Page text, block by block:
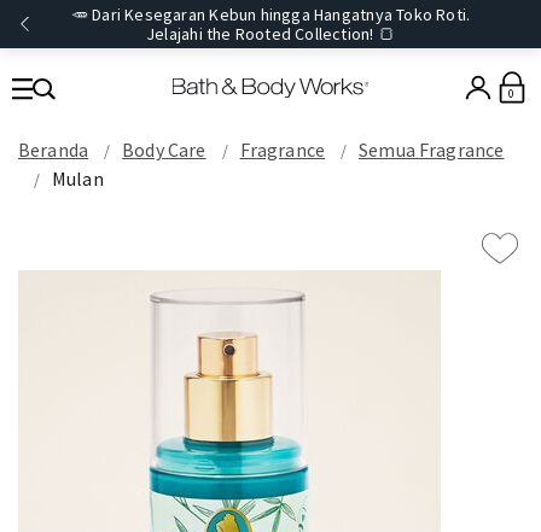
🥕 Dari Kesegaran Kebun hingga Hangatnya Toko Roti.
Jelajahi the Rooted Collection! 🍞
0
Beranda Body Care Fragrance
Semua Fragrance
Mulan